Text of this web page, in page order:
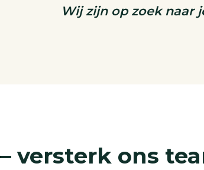
Wij zijn op zoek naar
versterk ons